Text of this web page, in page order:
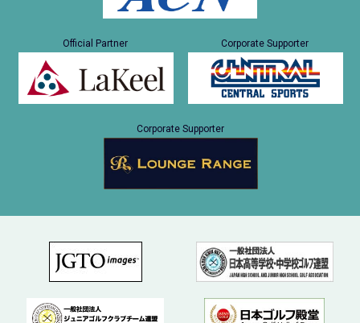
Official Partner Corporate Supporter
Corporate Supporter